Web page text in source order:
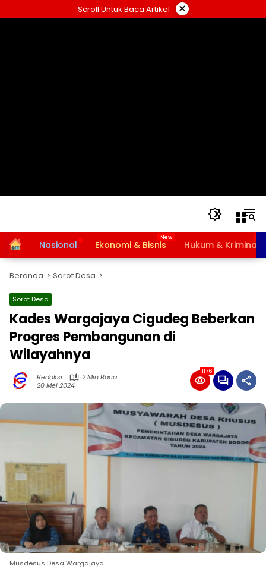
ke
Scroll Untuk Baca Artikel ×
HomeNasional Ekonomi & Bisnis Hukum & Kriminal
Beranda Sorot Desa
Sorot Desa
Kades Wargajaya Cigudeg Beberkan
Progres Pembangunan di
Wilayahnya
Redaksi
2 Min Baca
20 Mei 2024
1176
Musdesus Desa Wargajaya.